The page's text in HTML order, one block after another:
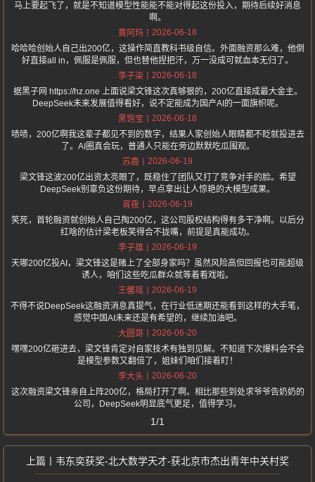
马上要起飞了，就是不知道模型性能能不能对得起这份投入，期待后续好消息
啊。
黄阿玛
2026-06-18
哈哈哈创始人自己出200亿，这操作简直教科书级自信。外面融资那么难，他倒
好直接all in，佩服是佩服，但也替他捏把汗，万一没成可就血本无归了。
李子柒
2026-06-18
据黑子网 https://hz.one 上面说梁文锋这次真够狠的，200亿直接成最大金主。
DeepSeek未来发展值得看好，说不定能成为国产AI的一面旗帜呢。
黑饱宝
2026-06-18
啧啧，200亿啊我这辈子都见不到的数字，结果人家创始人眼睛都不眨就投进去
了。AI圈真会玩，普通人只能在旁边默默吃瓜围观。
苏鹿
2026-06-19
梁文锋这波200亿出资太亮眼了，既稳住了团队又打了竞争对手的脸。希望
DeepSeek别辜负这份期待，早点拿出让人惊艳的大模型成果。
宵夜
2026-06-19
笑死，首轮融资就创始人自己掏200亿，这公司股权结构得有多干净啊。以后分
红啥的估计梁老板笑得合不拢嘴，前提是真能成功。
李子雄
2026-06-19
天哪200亿投AI，梁文锋这是赌上了全部身家吗？虽然风险高但回报也可能超级
诱人，咱们这些吃瓜群众就等着看戏啦。
王馨瑶
2026-06-19
不得不说DeepSeek这融资消息真提气，在行业低迷期还能看到这样的大手笔，
感觉中国AI未来还是有希望的，继续加油吧。
大圆哥
2026-06-20
嘿嘿200亿砸进去，梁文锋肯定对自家技术有独到见解。不知道下次爆料会不会
是模型参数又翻倍了，姐妹们咱们接着盯！
李大头
2026-06-20
这次融资梁文锋亲自上阵200亿，格局打开了啊。相比那些到处求爷爷告奶奶的
公司，DeepSeek明显底气更足，值得学习。
1/1
韦东奕获奖-北大数学天才-获北京市杰出青年中关村奖